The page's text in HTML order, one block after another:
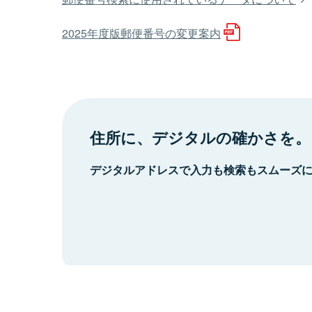
2025年度版郵便番号の変更案内
住所に、デジタルの確かさを。
デジタルアドレスで入力も検索もスムーズ